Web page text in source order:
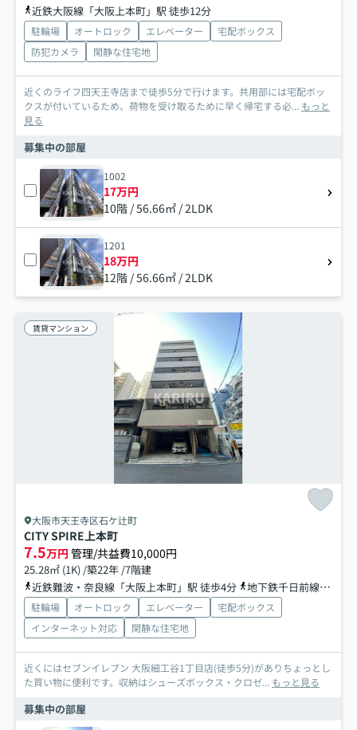
近鉄大阪線「大阪上本町」駅 徒歩12分
駐輪場 オートロック エレベーター
宅配ボックス
防犯カメラ
閑静な住宅地
近くのライフ四天王寺店まで徒歩5分で行けます。共用部には宅配ボッ
クスが付いているため、荷物を受け取るために早く帰宅する必... もっと
見る
募集中の部屋
1002
17万円
10階 / 56.66㎡ / 2LDK
1201
18万円
12階 / 56.66㎡ / 2LDK
賃貸マンション
大阪市天王寺区石ケ辻町
CITY SPIRE上本町
7.5万円 管理/共益費10,000円
25.28㎡ (1K) /築22年 /7階建
近鉄難波・奈良線「大阪上本町」駅 徒歩4分
地下鉄千日前線「谷町九丁目」駅 徒歩6分
駐輪場 オートロック エレベーター
宅配ボックス
インターネット対応
閑静な住宅地
近くにはセブンイレブン 大阪細工谷1丁目店(徒歩5分)がありちょっとし
た買い物に便利です。収納はシューズボックス・クロゼ... もっと見る
募集中の部屋